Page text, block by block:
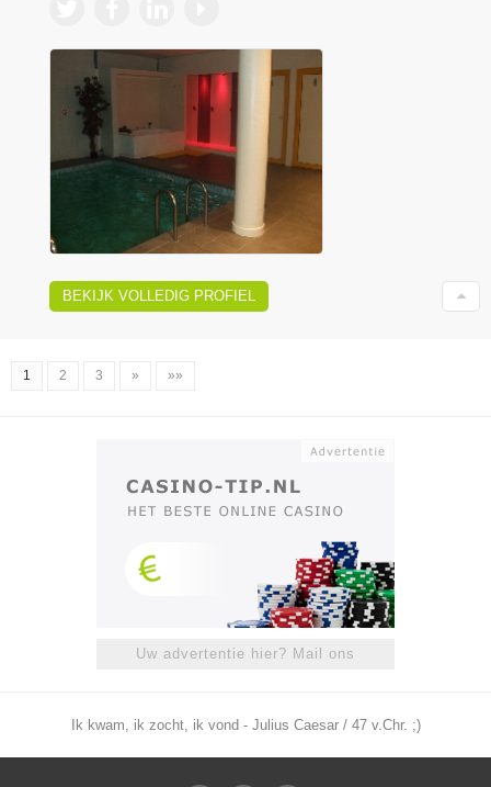
BEKIJK VOLLEDIG PROFIEL
1 2 3 » »»
Uw advertentie hier? Mail ons
Ik kwam, ik zocht, ik vond - Julius Caesar / 47 v.Chr. ;)